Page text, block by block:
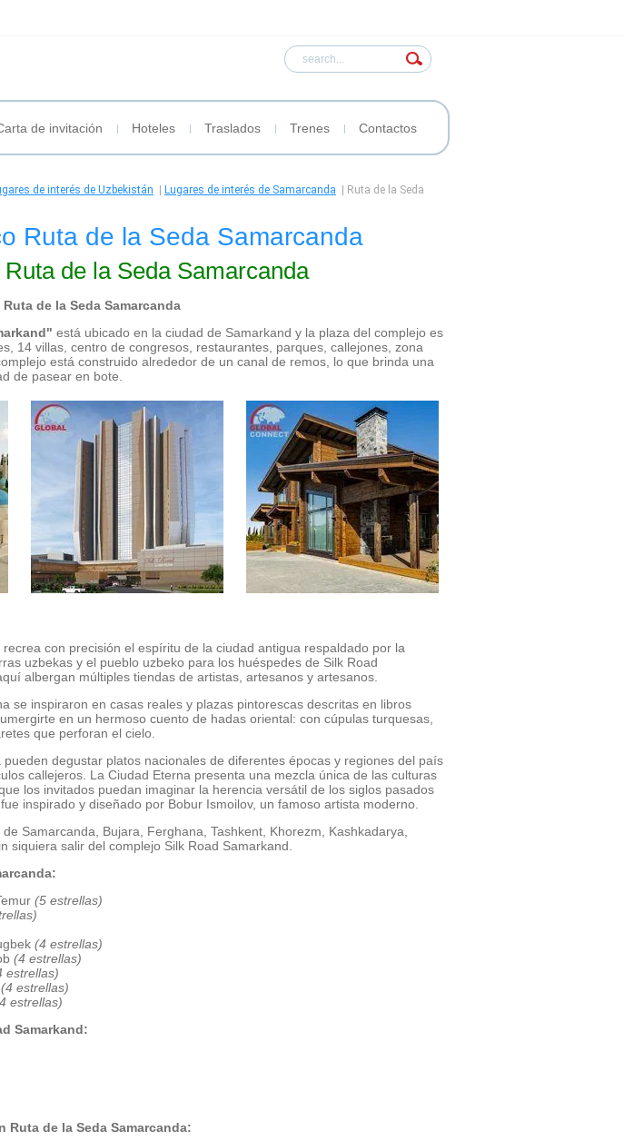
de invitación Hoteles Traslados Trenes Contactos
de interés de Uzbekistán Lugares de interés de Samarcanda
Ruta de la Seda
Ruta de la Seda Samarcanda
de la Seda Samarcanda
de la Seda Samarcanda
está ubicado en la ciudad de Samarkand y la plaza del complejo es
14 villas, centro de congresos, restaurantes, parques, callejones, zona
está construido alrededor de un canal de remos, lo que brinda una
de pasear en bote.
con precisión el espíritu de la ciudad antigua respaldado por la
uzbekas y el pueblo uzbeko para los huéspedes de Silk Road
albergan múltiples tiendas de artistas, artesanos y artesanos.
se inspiraron en casas reales y plazas pintorescas descritas en libros
en un hermoso cuento de hadas oriental: con cúpulas turquesas,
que perforan el cielo.
degustar platos nacionales de diferentes épocas y regiones del país
callejeros. La Ciudad Eterna presenta una mezcla única de las culturas
los invitados puedan imaginar la herencia versátil de los siglos pasados
inspirado y diseñado por Bobur Ismoilov, un famoso artista moderno.
Samarcanda, Bujara, Ferghana, Tashkent, Khorezm, Kashkadarya,
siquiera salir del complejo Silk Road Samarkand.
(5 estrellas)
(4 estrellas)
(4 estrellas)
estrellas)
(4 estrellas)
4 estrellas)
Samarkand:
Ruta de la Seda Samarcanda: